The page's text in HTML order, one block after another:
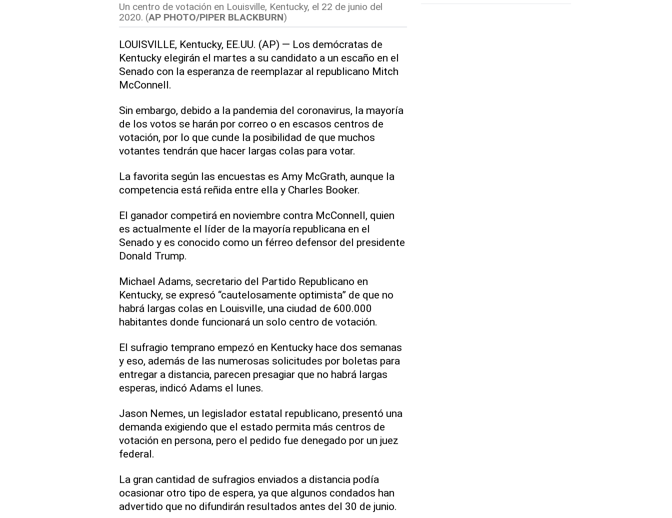
Un centro de votación en Louisville, Kentucky, el 22 de junio del
2020. (AP PHOTO/PIPER BLACKBURN)
LOUISVILLE, Kentucky, EE.UU. (AP) — Los demócratas de
Kentucky elegirán el martes a su candidato a un escaño en el
Senado con la esperanza de reemplazar al republicano Mitch
McConnell.
Sin embargo, debido a la pandemia del coronavirus, la mayoría
de los votos se harán por correo o en escasos centros de
votación, por lo que cunde la posibilidad de que muchos
votantes tendrán que hacer largas colas para votar.
La favorita según las encuestas es Amy McGrath, aunque la
competencia está reñida entre ella y Charles Booker.
El ganador competirá en noviembre contra McConnell, quien
es actualmente el líder de la mayoría republicana en el
Senado y es conocido como un férreo defensor del presidente
Donald Trump.
Michael Adams, secretario del Partido Republicano en
Kentucky, se expresó “cautelosamente optimista” de que no
habrá largas colas en Louisville, una ciudad de 600.000
habitantes donde funcionará un solo centro de votación.
El sufragio temprano empezó en Kentucky hace dos semanas
y eso, además de las numerosas solicitudes por boletas para
entregar a distancia, parecen presagiar que no habrá largas
esperas, indicó Adams el lunes.
Jason Nemes, un legislador estatal republicano, presentó una
demanda exigiendo que el estado permita más centros de
votación en persona, pero el pedido fue denegado por un juez
federal.
La gran cantidad de sufragios enviados a distancia podía
ocasionar otro tipo de espera, ya que algunos condados han
advertido que no difundirán resultados antes del 30 de junio.